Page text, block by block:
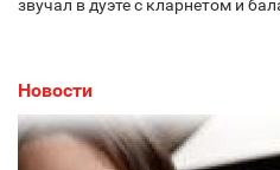
звучал в дуэте с кларнетом и
Новости